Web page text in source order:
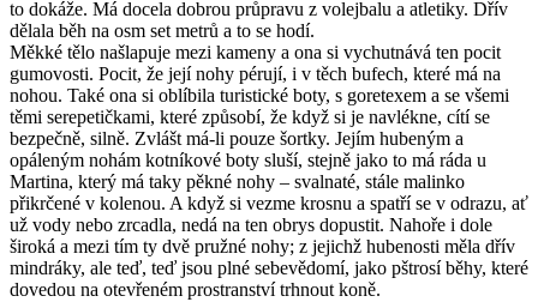
to dokáže. Má docela dobrou průpravu z volejbalu a atletiky. Dřív
dělala běh na osm set metrů a to se hodí.
Měkké tělo našlapuje mezi kameny a ona si vychutnává ten pocit
gumovosti. Pocit, že její nohy pérují, i v těch bufech, které má na
nohou. Také ona si oblíbila turistické boty, s goretexem a se všemi
těmi serepetičkami, které způsobí, že když si je navlékne, cítí se
bezpečně, silně. Zvlášt má-li pouze šortky. Jejím hubeným a
opáleným nohám kotníkové boty sluší, stejně jako to má ráda u
Martina, který má taky pěkné nohy – svalnaté, stále malinko
přikrčené v kolenou. A když si vezme krosnu a spatří se v odrazu, ať
už vody nebo zrcadla, nedá na ten obrys dopustit. Nahoře i dole
široká a mezi tím ty dvě pružné nohy; z jejichž hubenosti měla dřív
mindráky, ale teď, teď jsou plné sebevědomí, jako pštrosí běhy, které
dovedou na otevřeném prostranství trhnout koně.